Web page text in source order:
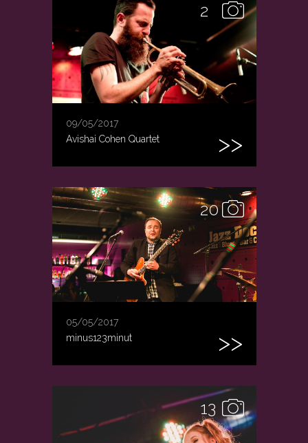
2
09/05/2017
Avishai Cohen Quartet
20
05/05/2017
minus123minut
13